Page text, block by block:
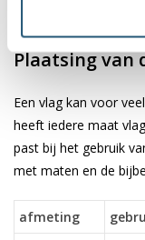
✓ scherpe
Plaatsing van
Een vlag kan voor
heeft iedere maat
past bij het gebruik
met maten en de
afmeting